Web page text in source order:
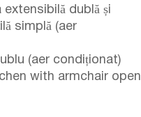
dublă și
simplă (aer
(aer condiționat)
with armchair open